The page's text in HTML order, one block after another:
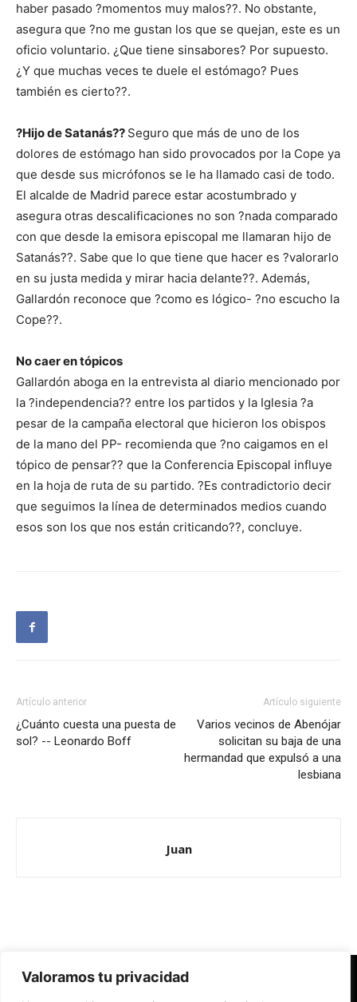
Valoramos tu privacidad
haber pasado ?momentos muy malos??. No obstante,
asegura que ?no me gustan los que se quejan, este es un
oficio voluntario. ¿Que tiene sinsabores? Por supuesto.
¿Y que muchas veces te duele el estómago? Pues
también es cierto??.
?Hijo de Satanás?? Seguro que más de uno de los
dolores de estómago han sido provocados por la Cope ya
que desde sus micrófonos se le ha llamado casi de todo.
El alcalde de Madrid parece estar acostumbrado y
asegura otras descalificaciones no son ?nada comparado
con que desde la emisora episcopal me llamaran hijo de
Satanás??. Sabe que lo que tiene que hacer es ?valorarlo
en su justa medida y mirar hacia delante??. Además,
Gallardón reconoce que ?como es lógico- ?no escucho la
Cope??.
No caer en tópicos
Gallardón aboga en la entrevista al diario mencionado por
la ?independencia?? entre los partidos y la Iglesia ?a
pesar de la campaña electoral que hicieron los obispos
de la mano del PP- recomienda que ?no caigamos en el
tópico de pensar?? que la Conferencia Episcopal influye
en la hoja de ruta de su partido. ?Es contradictorio decir
que seguimos la línea de determinados medios cuando
esos son los que nos están criticando??, concluye.
Artículo anterior
¿Cuánto cuesta una puesta de
sol? -- Leonardo Boff
Artículo siguiente
Varios vecinos de Abenójar
solicitan su baja de una
hermandad que expulsó a una
lesbiana
Juan
Redes Cristianas